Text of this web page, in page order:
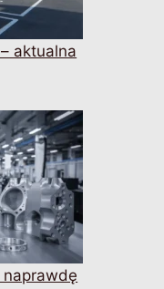
aktualna
naprawdę